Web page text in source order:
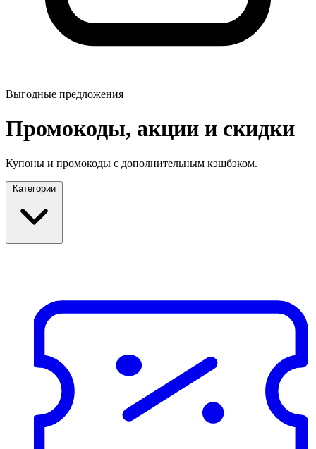
Выгодные предложения
Промокоды, акции и скидки
Купоны и промокоды с дополнительным кэшбэком.
Категории